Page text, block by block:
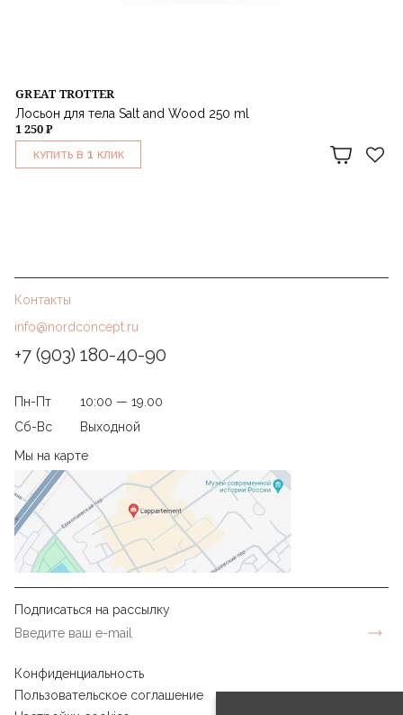
GREAT TROTTER
Лосьон для тела Salt and Wood 250 ml
1 250 ₽
КУПИТЬ В 1 КЛИК
Контакты
info@nordconcept.ru
+7 (903) 180-40-90
Пн-Пт
10:00 — 19.00
Сб-Вс
Выходной
Мы на карте
Подписаться на рассылку
Конфиденциальность
Пользовательское соглашение